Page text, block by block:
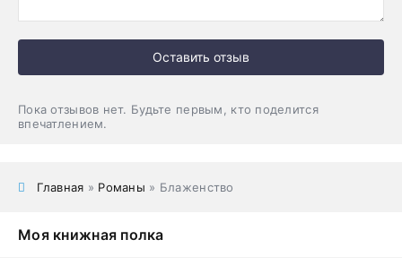
Оставить отзыв
Пока отзывов нет. Будьте первым, кто поделится
впечатлением.
Главная » Романы » Блаженство
Моя книжная полка